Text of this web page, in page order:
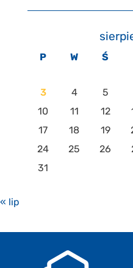
P W Ś
3
4 5
10
11 12
17
18 19
24
25 26
31
« lip